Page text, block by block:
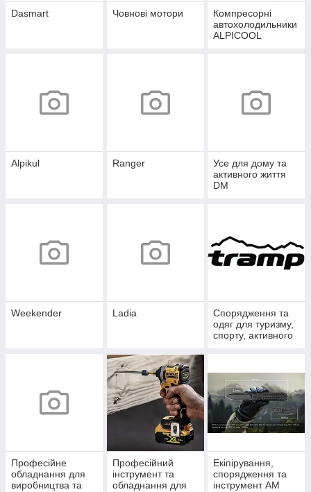
Dasmart Човнові мотори
Компресорні
автохолодильники
ALPICOOL
Alpikul Ranger
Усе для дому та
активного життя
DM
Weekender Ladia
Спорядження та
одяг для туризму,
спорту, активного
Професійне
обладнання для
виробництва та
Професійний
інструмент та
обладнання для
Екіпірування,
спорядження та
інструмент AM